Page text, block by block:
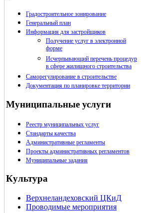
Градостроительное зонирование
Генеральный план
Информация для застройщиков
Получение услуг в электронной
форме
Исчерпывающий перечень процедур
в сфере жилищного строительства
Саморегулирование в строительстве
Документация по планировке территории
Муниципальные услуги
Реестр муниципальных услуг
Стандарты качества
Административные регламенты
Проекты административных регламентов
Муниципальные задания
Культура
Верхнеландеховский ЦКиД
Проводимые мероприятия